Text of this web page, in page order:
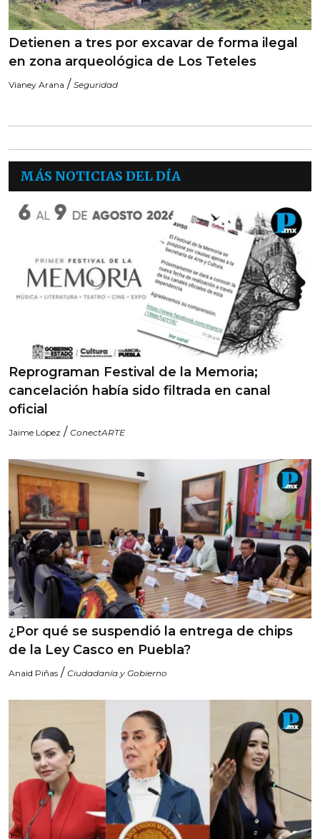
Detienen a tres por excavar de forma ilegal
en zona arqueológica de Los Teteles
Vianey Arana / Seguridad
MÁS NOTICIAS DEL DÍA
Reprograman Festival de la Memoria;
cancelación había sido filtrada en canal
oficial
Jaime López / ConectARTE
¿Por qué se suspendió la entrega de chips
de la Ley Casco en Puebla?
Anaid Piñas / Ciudadanía y Gobierno